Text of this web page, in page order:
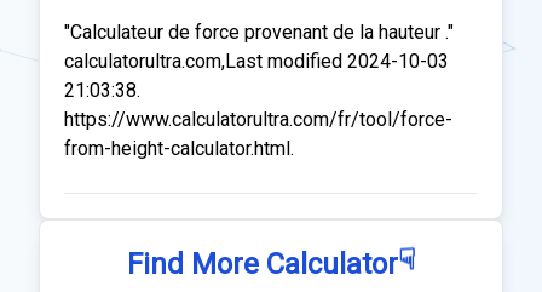
"Calculateur de force provenant de la hauteur ."
calculatorultra.com,Last modified 2024-10-03
21:03:38.
https://www.calculatorultra.com/fr/tool/force-
from-height-calculator.html.
Find More Calculator☟